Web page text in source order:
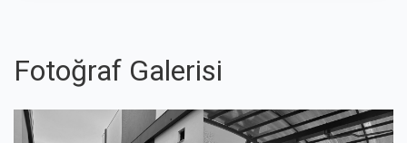
Fotoğraf Galerisi